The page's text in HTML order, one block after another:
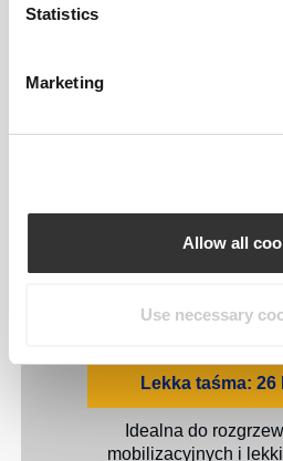
Statistics
Marketing
Allow all
Use necessary
trening do
rehabilitacyjnych i
Lekka taśma: 26
Idealna do
mobilizacyjnych i